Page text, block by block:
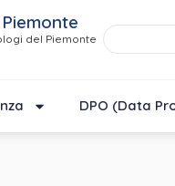
del Piemonte
DPO (Data